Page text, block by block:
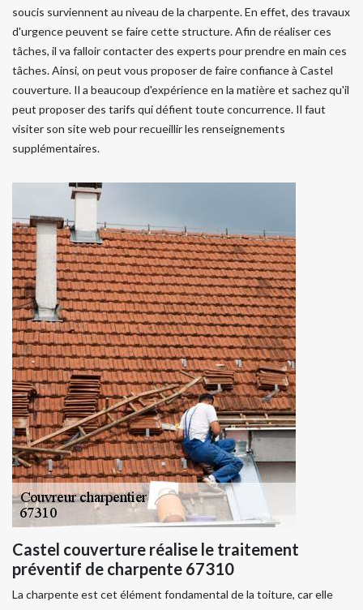
soucis surviennent au niveau de la charpente. En effet, des travaux
d'urgence peuvent se faire cette structure. Afin de réaliser ces
tâches, il va falloir contacter des experts pour prendre en main ces
tâches. Ainsi, on peut vous proposer de faire confiance à Castel
couverture. Il a beaucoup d'expérience en la matière et sachez qu'il
peut proposer des tarifs qui défient toute concurrence. Il faut
visiter son site web pour recueillir les renseignements
supplémentaires.
Castel couverture réalise le traitement
préventif de charpente 67310
La charpente est cet élément fondamental de la toiture, car elle